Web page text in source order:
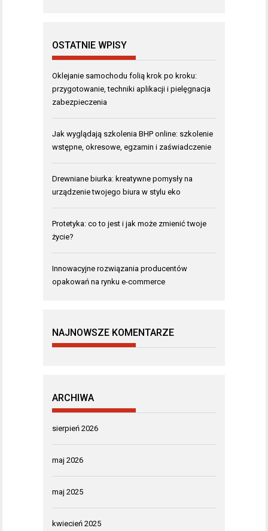
OSTATNIE WPISY
Oklejanie samochodu folią krok po kroku:
przygotowanie, techniki aplikacji i pielęgnacja
zabezpieczenia
Jak wyglądają szkolenia BHP online: szkolenie
wstępne, okresowe, egzamin i zaświadczenie
Drewniane biurka: kreatywne pomysły na
urządzenie twojego biura w stylu eko
Protetyka: co to jest i jak może zmienić twoje
życie?
Innowacyjne rozwiązania producentów
opakowań na rynku e-commerce
NAJNOWSZE KOMENTARZE
ARCHIWA
sierpień 2026
maj 2026
maj 2025
kwiecień 2025